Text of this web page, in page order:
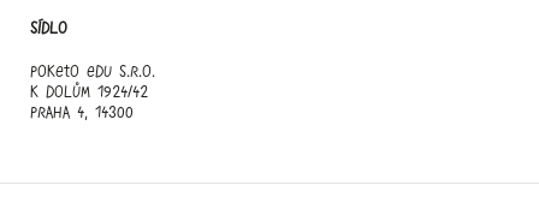
Sídlo
Poketo edu s.r.o.
K Dolům 1924/42
Praha 4, 14300